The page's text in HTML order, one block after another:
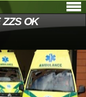
OK